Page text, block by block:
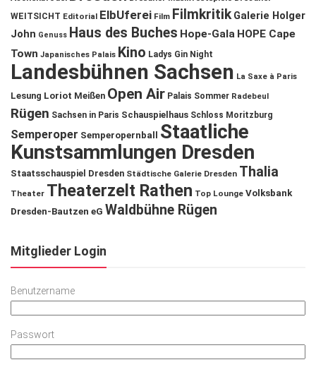
WEITSICHT Editorial ElbUferei Film Filmkritik Galerie Holger
John Genuss Haus des Buches Hope-Gala HOPE Cape
Town Japanisches Palais Kino Ladys Gin Night
Landesbühnen Sachsen La Saxe à Paris
Lesung Loriot Meißen Open Air Palais Sommer Radebeul
Rügen Sachsen in Paris Schauspielhaus Schloss Moritzburg
Semperoper Semperopernball
Staatliche
Kunstsammlungen Dresden
Staatsschauspiel Dresden Städtische Galerie Dresden Thalia
Theater Theaterzelt Rathen Top Lounge Volksbank
Dresden-Bautzen eG Waldbühne Rügen
Mitglieder Login
Benutzername
Passwort